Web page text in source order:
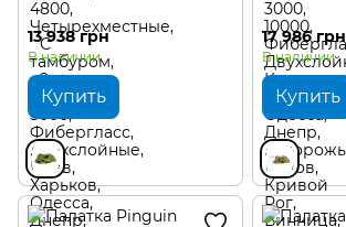
13 938 грн
В наличии
Купить
17 986 грн
В наличии
Купить